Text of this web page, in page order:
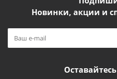
Новинки, акции и